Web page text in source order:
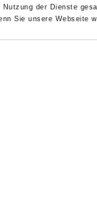
der Dienste
Sie unsere Webseite